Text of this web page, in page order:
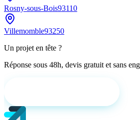
Rosny-sous-Bois93110
Villemomble93250
Un projet en tête ?
Réponse sous 48h, devis gratuit et sans